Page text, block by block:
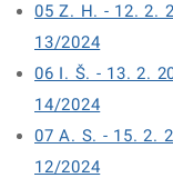
05 Z. H. - 12. 2.
13/2024
06 I. Š. - 13. 2.
14/2024
07 A. S. - 15. 2.
12/2024